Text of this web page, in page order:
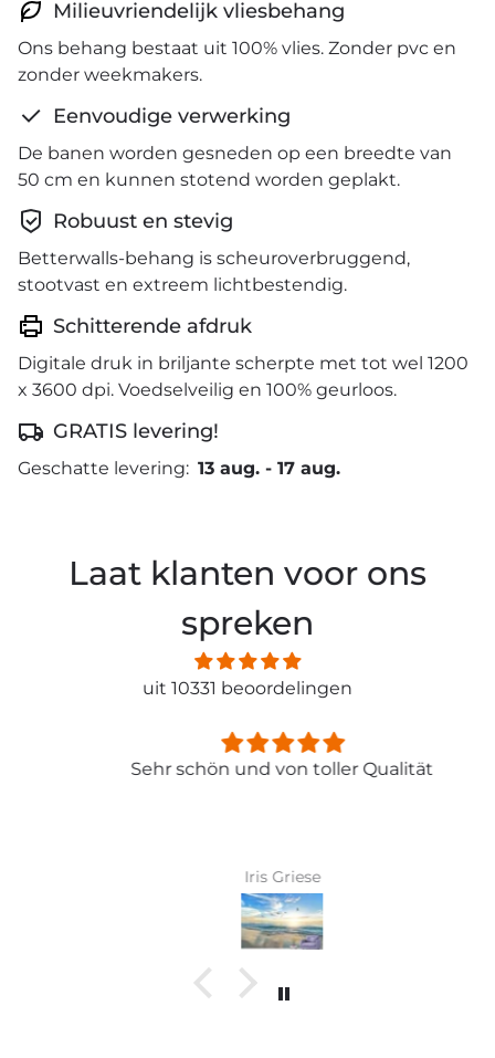
Milieuvriendelijk vliesbehang
Ons behang bestaat uit 100% vlies. Zonder pvc en
zonder weekmakers.
Eenvoudige verwerking
De banen worden gesneden op een breedte van
50 cm en kunnen stotend worden geplakt.
Robuust en stevig
Betterwalls-behang is scheuroverbruggend,
stootvast en extreem lichtbestendig.
Schitterende afdruk
Digitale druk in briljante scherpte met tot wel 1200
x 3600 dpi. Voedselveilig en 100% geurloos.
GRATIS levering!
Geschatte levering: 13 aug. - 17 aug.
Laat klanten voor ons
spreken
uit 10331 beoordelingen
Sehr schön und von toller Qualität
Iris Griese